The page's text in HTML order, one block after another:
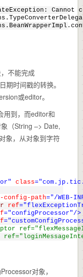
不能完成
时间戳的转换。
或editor。
用到，而editor和
（String –> Date,
象，从对象到字符
class
config-path="/WEB-
ref
="configProcessor" />
对象，